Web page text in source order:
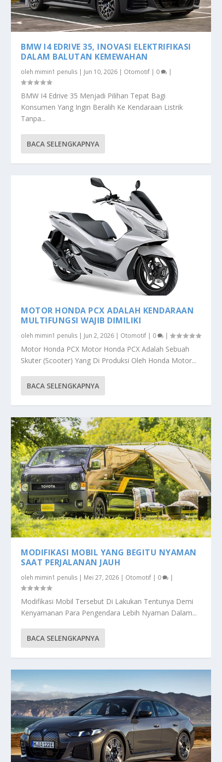
BMW I4 EDRIVE 35, INOVASI ELEKTRIFIKASI
DALAM BALUTAN KEMEWAHAN
oleh mimin1 penulis Jun 10, 2026 Otomotif 0
BMW I4 Edrive 35 Menjadi Pilihan Tepat Bagi
Konsumen Yang Ingin Beralih Ke Kendaraan Listrik
Tanpa...
BACA SELENGKAPNYA
MOTOR HONDA PCX ADALAH KENDARAAN
MULTIFUNGSI WAJIB DIMILIKI
oleh mimin1 penulis | Jun 2, 2026 | Otomotif | 0 |
Motor Honda PCX Motor Honda PCX Adalah Sebuah
Skuter (Scooter) Yang Di Produksi Oleh Honda Motor...
BACA SELENGKAPNYA
MODIFIKASI MOBIL YANG BEGITU NYAMAN
SAAT PERJALANAN JAUH
oleh mimin1 penulis | Mei 27, 2026 | Otomotif | 0 |
Modifikasi Mobil Tersebut Di Lakukan Tentunya Demi
Kenyamanan Para Pengendara Lebih Nyaman Dalam...
BACA SELENGKAPNYA